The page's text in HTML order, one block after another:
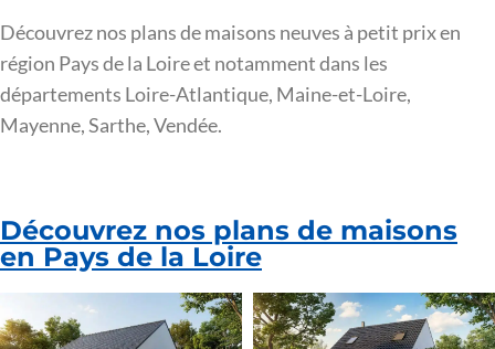
Découvrez nos plans de maisons neuves à petit prix en
région Pays de la Loire et notamment dans les
départements Loire-Atlantique, Maine-et-Loire,
Mayenne, Sarthe, Vendée.
Découvrez nos plans de maisons
en Pays de la Loire